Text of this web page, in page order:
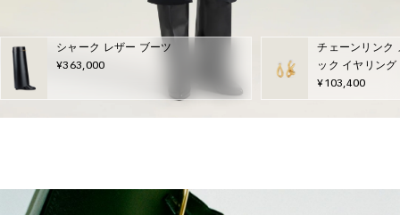
シャーク レザー ブーツ
¥363,000
チェーンリンク
ック イヤリング
¥103,400